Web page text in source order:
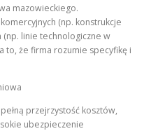
mazowieckiego.
(np. konstrukcje
linie technologiczne w
to, że firma rozumie specyfikę i
przejrzystość kosztów,
ubezpieczenie